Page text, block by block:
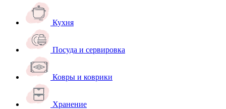
Кухня
Посуда и сервировка
Ковры и коврики
Хранение